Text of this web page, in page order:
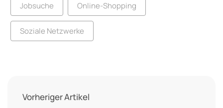
Jobsuche Online-Shopping
Soziale Netzwerke
Vorheriger Artikel